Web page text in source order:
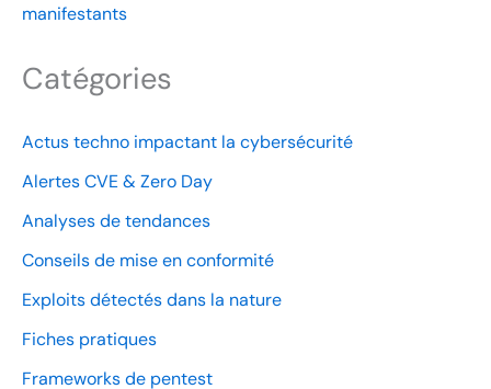
manifestants
Catégories
Actus techno impactant la cybersécurité
Alertes CVE & Zero Day
Analyses de tendances
Conseils de mise en conformité
Exploits détectés dans la nature
Fiches pratiques
Frameworks de pentest